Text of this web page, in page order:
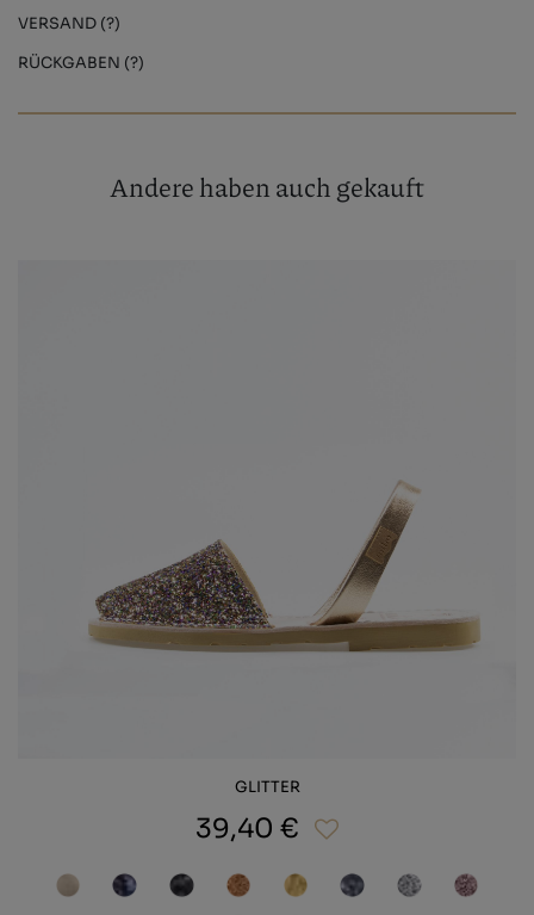
VERSAND (?)
RÜCKGABEN (?)
Andere haben auch gekauft
GLITTER
39,40 €